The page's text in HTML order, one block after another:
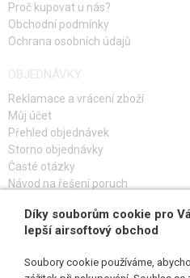
Proč kupovat u nás?
Obchodní podmínky
Ochrana osobních údajů
OBJEDNÁVKY
Reklamace a vrácení zboží
Můj účet
Přehled objednávek
Storno objednávky
Časté otázky
Návod na řešení poruch
PŘIHLAŠ SE K ODBĚRU
Díky souborům cookie pro
lepší airsoftový obchod
Soubory cookie používáme,